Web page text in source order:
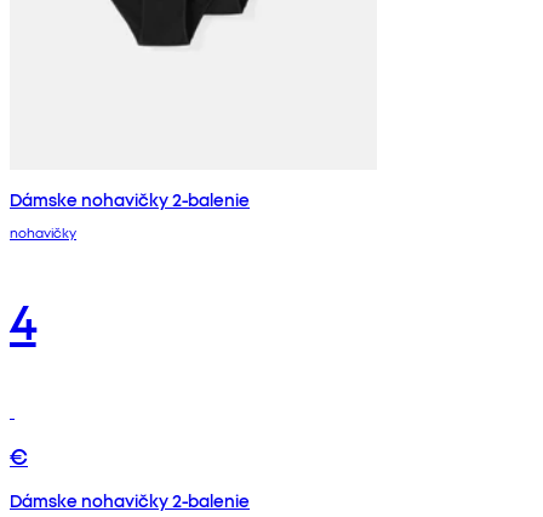
Dámske nohavičky 2-balenie
nohavičky
4
€
Dámske nohavičky 2-balenie